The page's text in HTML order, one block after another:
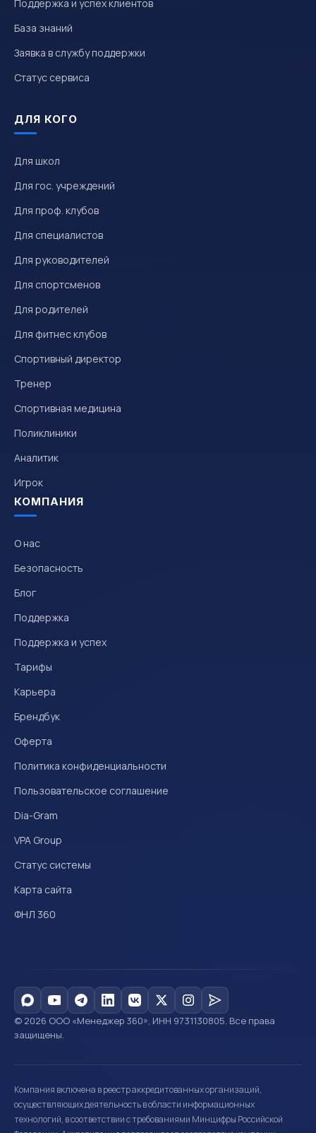
Поддержка и успех клиентов
База знаний
Заявка в службу поддержки
Статус сервиса
ДЛЯ КОГО
Для школ
Для гос. учреждений
Для проф. клубов
Для специалистов
Для руководителей
Для спортсменов
Для родителей
Для фитнес клубов
Спортивный директор
Тренер
Спортивная медицина
Поликлиники
Аналитик
Игрок
КОМПАНИЯ
О нас
Безопасность
Блог
Поддержка
Поддержка и успех
Тарифы
Карьера
Брендбук
Оферта
Политика конфиденциальности
Пользовательское соглашение
Dia-Gram
VPA Group
Статус системы
Карта сайта
ФНЛ 360
© 2026 ООО «Менеджер 360», ИНН 9731130805. Все права
защищены.
Компания включена в реестр аккредитованных организаций,
осуществляющих деятельность в области информационных
технологий, в соответствии с требованиями Минцифры Российской